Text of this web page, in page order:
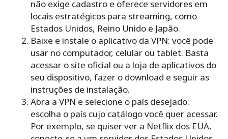
não exige cadastro e oferece servidores em
locais estratégicos para streaming, como
Estados Unidos, Reino Unido e Japão.
Baixe e instale o aplicativo da VPN: você pode
usar no computador, celular ou tablet. Basta
acessar o site oficial ou a loja de aplicativos do
seu dispositivo, fazer o download e seguir as
instruções de instalação.
Abra a VPN e selecione o país desejado:
escolha o país cujo catálogo você quer acessar.
Por exemplo, se quiser ver a Netflix dos EUA,